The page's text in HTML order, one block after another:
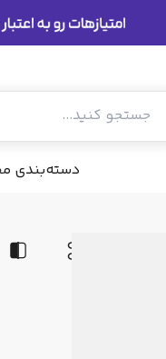
دسته‌بندی
پیشنهاد ما